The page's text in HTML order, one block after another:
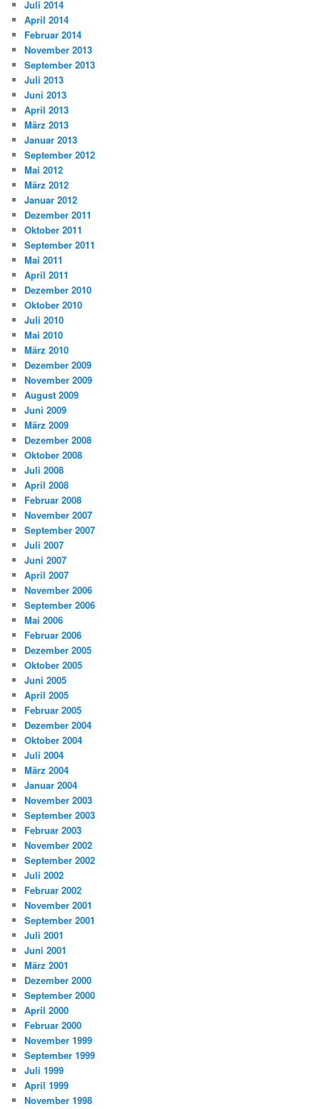
Juli 2014
April 2014
Februar 2014
November 2013
September 2013
Juli 2013
Juni 2013
April 2013
März 2013
Januar 2013
September 2012
Mai 2012
März 2012
Januar 2012
Dezember 2011
Oktober 2011
September 2011
Mai 2011
April 2011
Dezember 2010
Oktober 2010
Juli 2010
Mai 2010
März 2010
Dezember 2009
November 2009
August 2009
Juni 2009
März 2009
Dezember 2008
Oktober 2008
Juli 2008
April 2008
Februar 2008
November 2007
September 2007
Juli 2007
Juni 2007
April 2007
November 2006
September 2006
Mai 2006
Februar 2006
Dezember 2005
Oktober 2005
Juni 2005
April 2005
Februar 2005
Dezember 2004
Oktober 2004
Juli 2004
März 2004
Januar 2004
November 2003
September 2003
Februar 2003
November 2002
September 2002
Juli 2002
Februar 2002
November 2001
September 2001
Juli 2001
Juni 2001
März 2001
Dezember 2000
September 2000
April 2000
Februar 2000
November 1999
September 1999
Juli 1999
April 1999
November 1998